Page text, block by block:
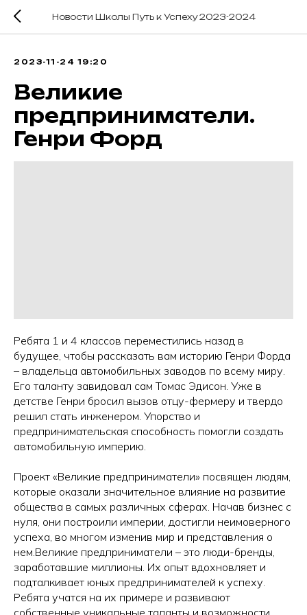
Новости Школы Путь к Успеху 2023-2024
2023-11-24 19:20
Великие
предприниматели.
Генри Форд
Ребята 1 и 4 классов переместились назад в
будущее, чтобы рассказать вам историю Генри Форда
– владельца автомобильных заводов по всему миру.
Его таланту завидовал сам Томас Эдисон. Уже в
детстве Генри бросил вызов отцу-фермеру и твердо
решил стать инженером. Упорство и
предпринимательская способность помогли создать
автомобильную империю.
Проект «Великие предприниматели» посвящен людям,
которые оказали значительное влияние на развитие
общества в самых различных сферах. Начав бизнес с
нуля, они построили империи, достигли неимоверного
успеха, во многом изменив мир и представления о
нем.Великие предприниматели – это люди-бренды,
заработавшие миллионы. Их опыт вдохновляет и
подталкивает юных предпринимателей к успеху.
Ребята учатся на их примере и развивают
собственные уникальные таланты и возможности.